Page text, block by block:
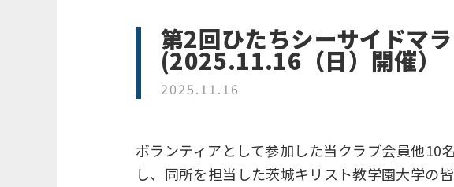
第2回ひたちシーサイドマ
(2025.11.16（日）開催）
2025.11.16
ボランティアとして参加した当クラブ会員他10
し、同所を担当した茨城キリスト教学園大学の